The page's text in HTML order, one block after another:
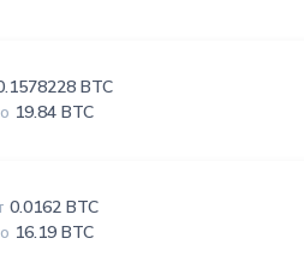
BTC
19.84 BTC
0.0162 BTC
16.19 BTC